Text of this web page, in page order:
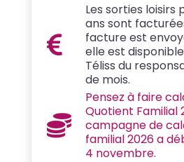

Les sorties loisirs
ans sont
facture est
elle est
Téliss du
de mois.

Pensez à faire
Quotient Familial
campagne de
familial 2026 a
4 novembre.